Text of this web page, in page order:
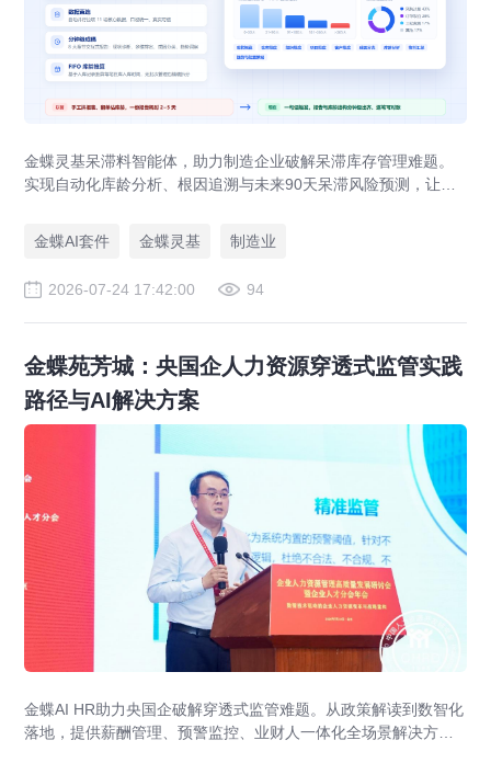
金蝶灵基呆滞料智能体，助力制造企业破解呆滞库存管理难题。
实现自动化库龄分析、根因追溯与未来90天呆滞风险预测，让库
金蝶AI套件
金蝶灵基 制造业
2026-07-24 17:42:00 94
金蝶苑芳城：央国企人力资源穿透式监管实践
路径与AI解决方案
金蝶AI HR助力央国企破解穿透式监管难题。从政策解读到数智化
落地，提供薪酬管理、预警监控、业财人一体化全场景解决方